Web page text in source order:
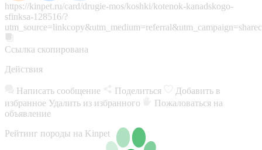
https://kinpet.ru/card/drugie-mos/koshki/kotenok-kanadskogo-
sfinksa-128516/?
Ссылка скопирована
Действия
Написать сообщение Поделиться
Добавить в
избранное Удалить из избранного
Пожаловаться на
объявление
Рейтинг породы на Kinpet